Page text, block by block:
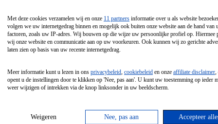
Schermgrootte 85 Inch
Schermgrootte 98 Inch
Tcl
Hd Led Tv
Antennekabel
Met deze cookies verzamelen wij en onze 11 partners informatie over u als website
volgen we uw internetgedrag binnen en mogelijk ook buiten onze website aan de hand van
factoren, zoals uw IP-adres. Wij bouwen op die wijze uw persoonlijke profiel op. Hiermee
wij onze website en communicatie aan op uw voorkeuren. Ook kunnen wij zo gerichte
laten zien op basis van uw recente internetgedrag.
Meer informatie kunt u lezen in ons privacybeleid, cookiebeleid en onze affiliate disclaimer,
opent u de instellingen door te klikken op 'Nee, pas aan'. U kunt uw toestemming op ieder
weer wijzigen of intrekken via de knop linksonder in uw beeldscherm.
Weigeren Nee, pas aan Accepteer